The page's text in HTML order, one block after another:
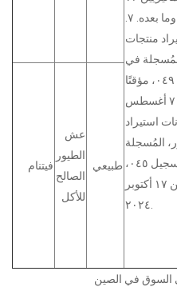
منتجات
في
إندونيسيا برقم التسجيل ٠٤٩، مؤقتًا
للشحنات ابتداءً من ٧ أغسطس
استيراد
المُسجلة
في إندونيسيا برقم التسجيل ٠٤٥،
مؤقتًا للشحنات ابتداءً من ١٧ أكتوبر
فيتنام
عش
الطيور
الصالح
للأكل
طبيعي
السوق في الصين